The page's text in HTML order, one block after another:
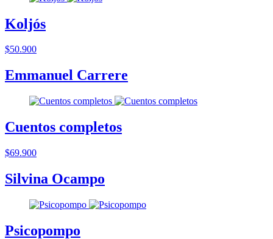
Koljós
$50.900
Emmanuel Carrere
Cuentos completos
$69.900
Silvina Ocampo
Psicopompo